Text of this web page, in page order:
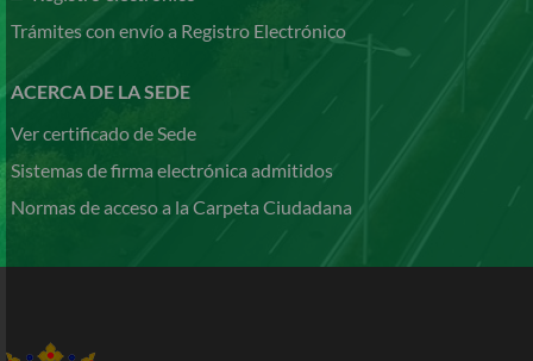
Trámites con envío a Registro Electrónico
ACERCA DE LA SEDE
Ver certificado de Sede
Sistemas de firma electrónica admitidos
Normas de acceso a la Carpeta Ciudadana